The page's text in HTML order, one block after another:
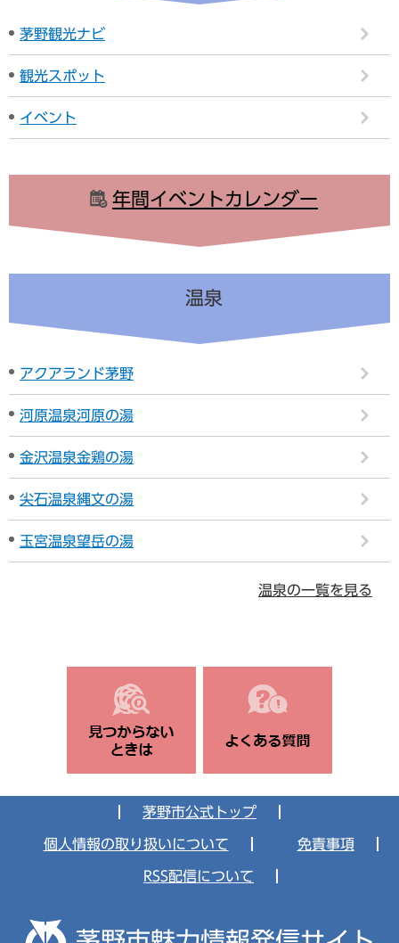
茅野観光ナビ
観光スポット
イベント
年間イベントカレンダー
温泉
アクアランド茅野
河原温泉河原の湯
金沢温泉金鶏の湯
尖石温泉縄文の湯
玉宮温泉望岳の湯
温泉の一覧を見る
茅野市公式トップ
個人情報の取り扱いについて 免責事項
RSS配信について